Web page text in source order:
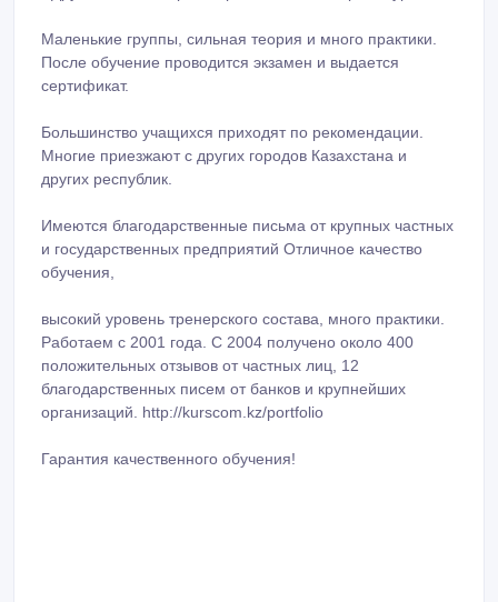
Маленькие группы, сильная теория и много практики.
После обучение проводится экзамен и выдается
сертификат.
Большинство учащихся приходят по рекомендации.
Многие приезжают с других городов Казахстана и
других республик.
Имеются благодарственные письма от крупных частных
и государственных предприятий Отличное качество
обучения,
высокий уровень тренерского состава, много практики.
Работаем с 2001 года. С 2004 получено около 400
положительных отзывов от частных лиц, 12
благодарственных писем от банков и крупнейших
организаций. http://kurscom.kz/portfolio
Гарантия качественного обучения!